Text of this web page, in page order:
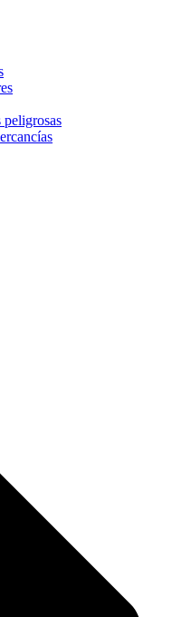
peligrosas